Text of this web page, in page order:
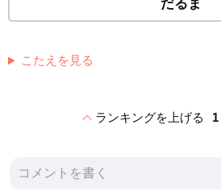
だるま
こたえを見る
expand_lessランキングを上げる 1